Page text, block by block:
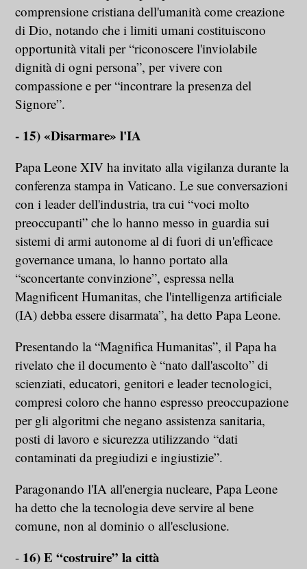
comprensione cristiana dell'umanità come creazione
di Dio, notando che i limiti umani costituiscono
opportunità vitali per “riconoscere l'inviolabile
dignità di ogni persona”, per vivere con
compassione e per “incontrare la presenza del
Signore”.
- 15) «Disarmare» l'IA
Papa Leone XIV ha invitato alla vigilanza durante la
conferenza stampa in Vaticano. Le sue conversazioni
con i leader dell'industria, tra cui “voci molto
preoccupanti” che lo hanno messo in guardia sui
sistemi di armi autonome al di fuori di un'efficace
governance umana, lo hanno portato alla
“sconcertante convinzione”, espressa nella
Magnificent Humanitas, che l'intelligenza artificiale
(IA) debba essere disarmata”, ha detto Papa Leone.
Presentando la “Magnifica Humanitas”, il Papa ha
rivelato che il documento è “nato dall'ascolto” di
scienziati, educatori, genitori e leader tecnologici,
compresi coloro che hanno espresso preoccupazione
per gli algoritmi che negano assistenza sanitaria,
posti di lavoro e sicurezza utilizzando “dati
contaminati da pregiudizi e ingiustizie”.
Paragonando l'IA all'energia nucleare, Papa Leone
ha detto che la tecnologia deve servire al bene
comune, non al dominio o all'esclusione.
- 16) E “costruire” la città